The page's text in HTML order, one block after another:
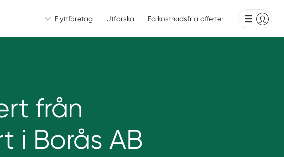
Flyttföretag Utforska Få kostnadsfria offerter
från
i Borås AB